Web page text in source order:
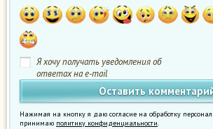
Я хочу получать уведомления об
ответах на e-mail
Нажимая на кнопку я даю согласие на обработку
принимаю политику конфиденциальности.